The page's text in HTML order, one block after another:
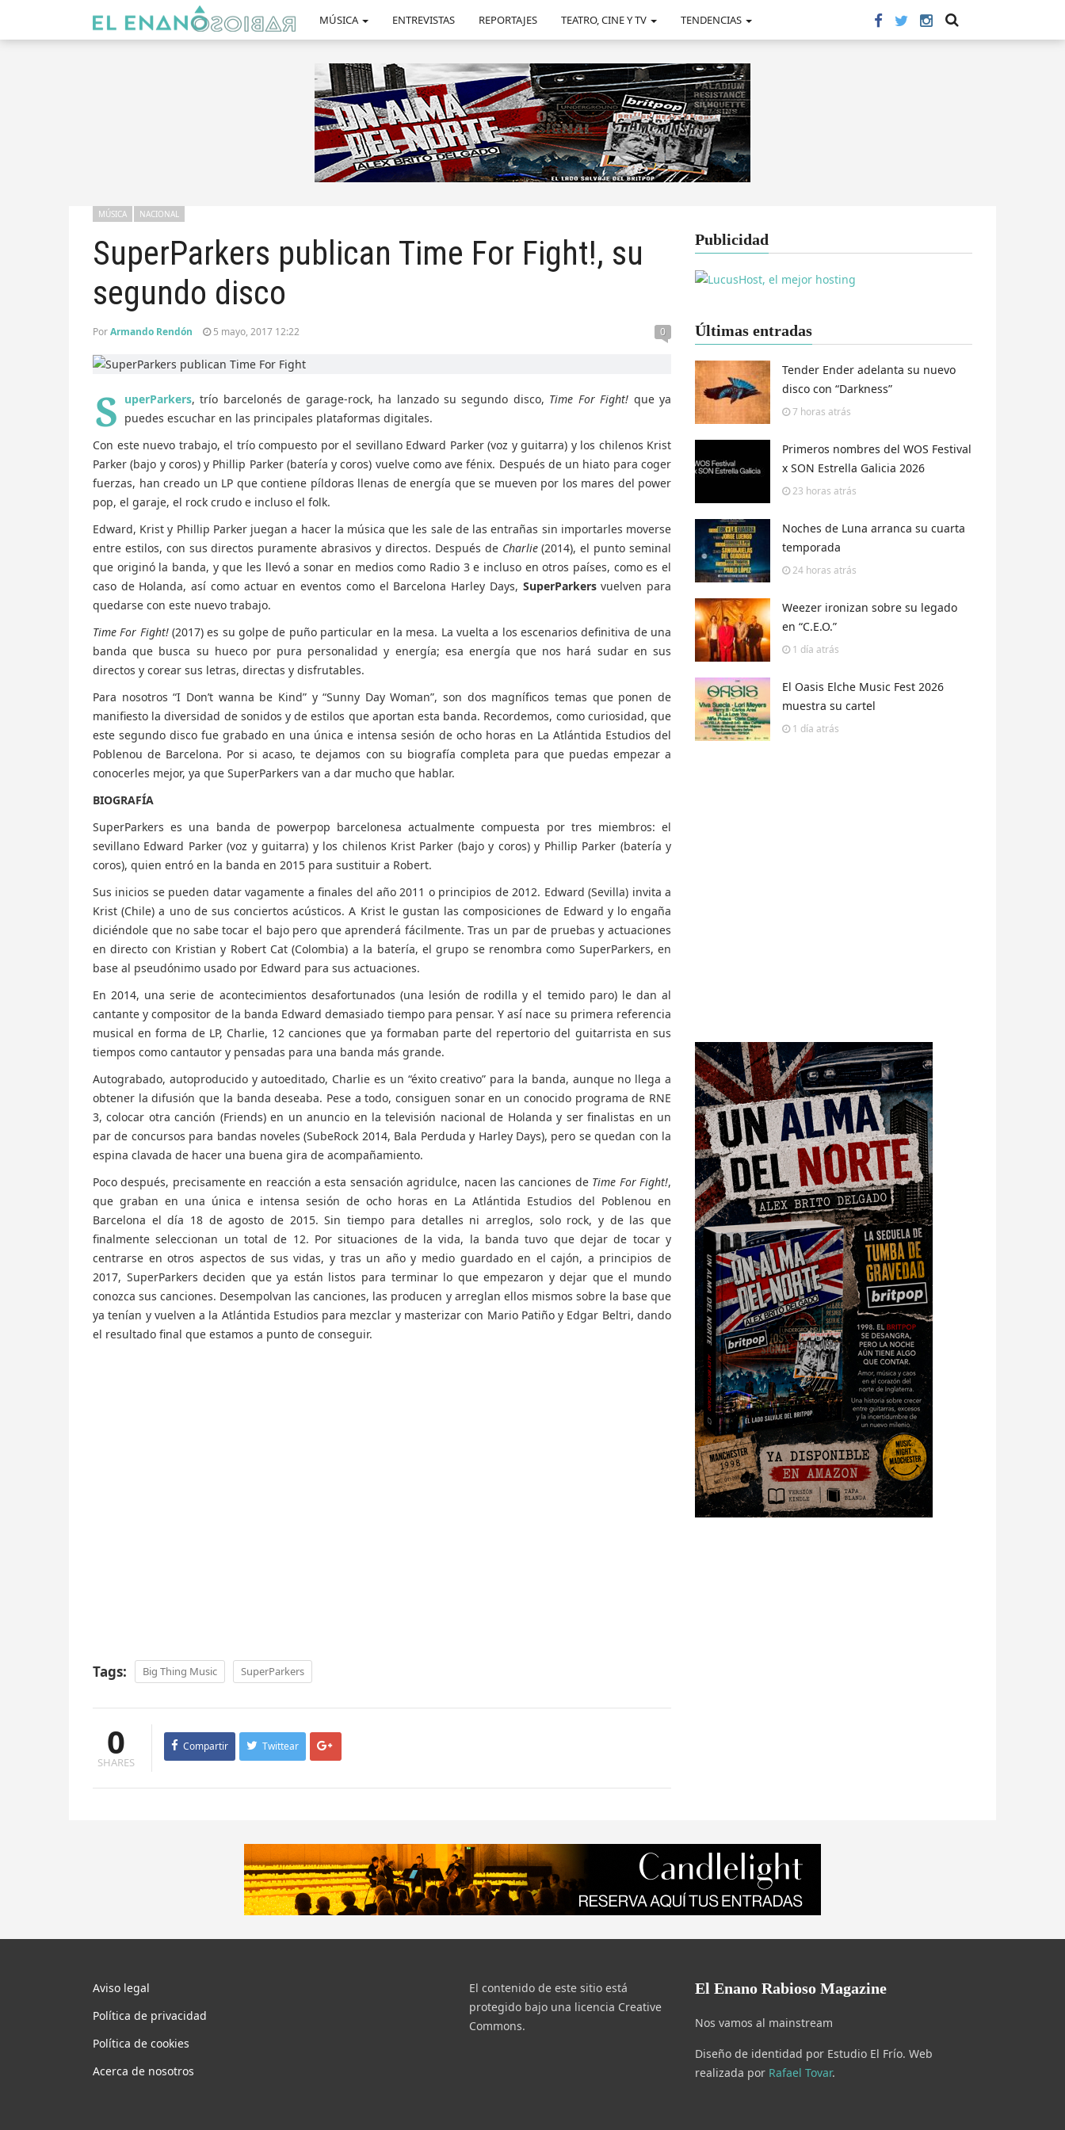
MÚSICA ENTREVISTAS REPORTAJES TEATRO, CINE Y TV TENDENCIAS
SuperParkers publican Time For Fight!, su
segundo disco
MÚSICA NACIONAL
PorArmando Rendón 5 mayo, 2017 12:22 0
S uperParkers, trío barcelonés de garage-rock, ha lanzado su segundo disco, Time For Fight! que ya
puedes escuchar en las principales plataformas digitales.
Con este nuevo trabajo, el trío compuesto por el sevillano Edward Parker (voz y guitarra) y los chilenos Krist
Parker (bajo y coros) y Phillip Parker (batería y coros) vuelve como ave fénix. Después de un hiato para coger
fuerzas, han creado un LP que contiene píldoras llenas de energía que se mueven por los mares del power
pop, el garaje, el rock crudo e incluso el folk.
Edward, Krist y Phillip Parker juegan a hacer la música que les sale de las entrañas sin importarles moverse
entre estilos, con sus directos puramente abrasivos y directos. Después de Charlie(2014), el punto seminal
que originó la banda, y que les llevó a sonar en medios como Radio 3 e incluso en otros países, como es el
caso de Holanda, así como actuar en eventos como el Barcelona Harley Days, SuperParkersvuelven para
quedarse con este nuevo trabajo.
Time For Fight!(2017) es su golpe de puño particular en la mesa. La vuelta a los escenarios definitiva de una
banda que busca su hueco por pura personalidad y energía; esa energía que nos hará sudar en sus
directos y corear sus letras, directas y disfrutables.
Para nosotros “I Don’t wanna be Kind” y “Sunny Day Woman”, son dos magníficos temas que ponen de
manifiesto la diversidad de sonidos y de estilos que aportan esta banda. Recordemos, como curiosidad, que
este segundo disco fue grabado en una única e intensa sesión de ocho horas en La Atlántida Estudios del
Poblenou de Barcelona. Por si acaso, te dejamos con su biografía completa para que puedas empezar a
conocerles mejor, ya que SuperParkers van a dar mucho que hablar.
BIOGRAFÍA
SuperParkers es una banda de powerpop barcelonesa actualmente compuesta por tres miembros: el
sevillano Edward Parker (voz y guitarra) y los chilenos Krist Parker (bajo y coros) y Phillip Parker (batería y
coros), quien entró en la banda en 2015 para sustituir a Robert.
Sus inicios se pueden datar vagamente a finales del año 2011 o principios de 2012. Edward (Sevilla) invita a
Krist (Chile) a uno de sus conciertos acústicos. A Krist le gustan las composiciones de Edward y lo engaña
diciéndole que no sabe tocar el bajo pero que aprenderá fácilmente. Tras un par de pruebas y actuaciones
en directo con Kristian y Robert Cat (Colombia) a la batería, el grupo se renombra como SuperParkers, en
base al pseudónimo usado por Edward para sus actuaciones.
En 2014, una serie de acontecimientos desafortunados (una lesión de rodilla y el temido paro) le dan al
cantante y compositor de la banda Edward demasiado tiempo para pensar. Y así nace su primera referencia
musical en forma de LP, Charlie, 12 canciones que ya formaban parte del repertorio del guitarrista en sus
tiempos como cantautor y pensadas para una banda más grande.
Autograbado, autoproducido y autoeditado, Charlie es un “éxito creativo” para la banda, aunque no llega a
obtener la difusión que la banda deseaba. Pese a todo, consiguen sonar en un conocido programa de RNE
3, colocar otra canción (Friends) en un anuncio en la televisión nacional de Holanda y ser finalistas en un
par de concursos para bandas noveles (SubeRock 2014, Bala Perduda y Harley Days), pero se quedan con la
espina clavada de hacer una buena gira de acompañamiento.
Poco después, precisamente en reacción a esta sensación agridulce, nacen las canciones de Time For Fight!,
que graban en una única e intensa sesión de ocho horas en La Atlántida Estudios del Poblenou en
Barcelona el día 18 de agosto de 2015. Sin tiempo para detalles ni arreglos, solo rock, y de las que
finalmente seleccionan un total de 12. Por situaciones de la vida, la banda tuvo que dejar de tocar y
centrarse en otros aspectos de sus vidas, y tras un año y medio guardado en el cajón, a principios de
2017, SuperParkers deciden que ya están listos para terminar lo que empezaron y dejar que el mundo
conozca sus canciones. Desempolvan las canciones, las producen y arreglan ellos mismos sobre la base que
ya tenían y vuelven a la Atlántida Estudios para mezclar y masterizar con Mario Patiño y Edgar Beltri, dando
el resultado final que estamos a punto de conseguir.
Tags: Big Thing Music SuperParkers
0
SHARES
Compartir Twittear
Publicidad
Últimas entradas
Tender Ender adelanta su nuevo
disco con “Darkness”
7 horas atrás
Primeros nombres del WOS Festival
x SON Estrella Galicia 2026
23 horas atrás
Noches de Luna arranca su cuarta
temporada
24 horas atrás
Weezer ironizan sobre su legado
en “C.E.O.”
1 día atrás
El Oasis Elche Music Fest 2026
muestra su cartel
1 día atrás
Aviso legal
Política de privacidad
Política de cookies
Acerca de nosotros
El contenido de este sitio está
protegido bajo una licencia Creative
Commons.
El Enano Rabioso Magazine
Nos vamos al mainstream
Diseño de identidad por Estudio El Frío. Web
realizada por Rafael Tovar.